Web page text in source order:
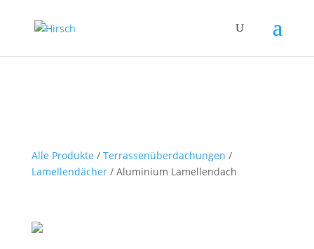
Alle Produkte / Terrassenüberdachungen /
Lamellendächer/ Aluminium Lamellendach